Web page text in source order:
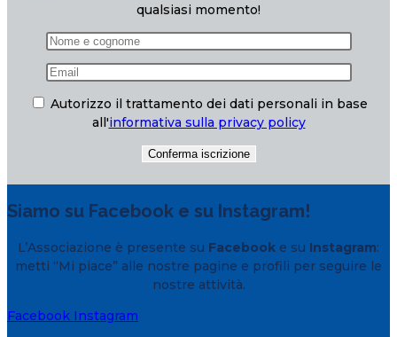
qualsiasi momento!
Autorizzo il trattamento dei dati personali in base
all'informativa sulla privacy policy
Siamo su Facebook e su Instagram!
L’Associazione è presente su Facebook e su Instagram:
metti “Mi piace” alle nostre pagine e profili per seguire le
nostre attività.
Facebook Instagram